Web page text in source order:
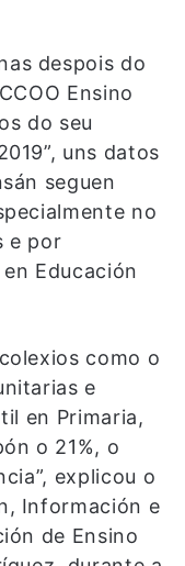
despois do
Ensino
do seu
uns datos
seguen
no
e por
Educación
como o
e
en Primaria,
o 21%, o
explicou o
Información e
de Ensino